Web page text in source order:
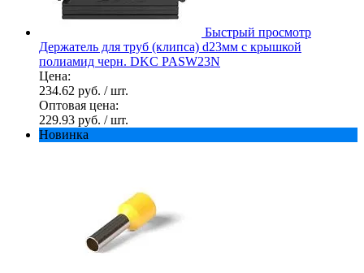
Быстрый просмотр
Держатель для труб (клипса) d23мм с крышкой
полиамид черн. DKC PASW23N
Цена:
234.62 руб. / шт.
Оптовая цена:
229.93 руб. / шт.
Новинка